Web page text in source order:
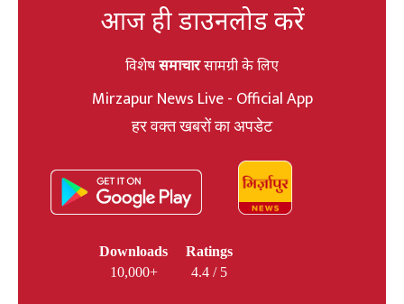
आज ही डाउनलोड करें
विशेषसमाचारसामग्री के लिए
Mirzapur News Live - Official App
हर वक्त खबरों का अपडेट
Downloads
10,000+
Ratings
4.4 / 5